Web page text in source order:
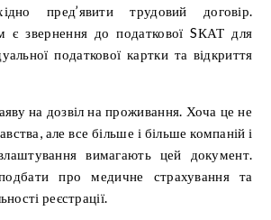
пред’явити трудовий договір.
є ​​звернення до податкової SКАТ для
податкової картки та відкриття
на дозвіл на проживання. Хоча це не
але все більше і більше компаній і
вимагають цей документ.
про медичне страхування та
реєстрації.